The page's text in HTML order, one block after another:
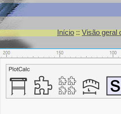
Início::Visão geral